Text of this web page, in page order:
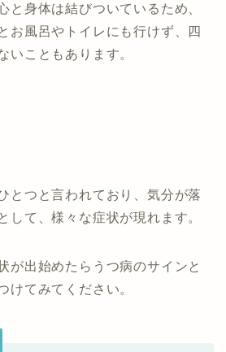
と身体は結びついているため、
お風呂やトイレにも行けず、四
いこともあります。
とつと言われており、気分が落
して、様々な症状が現れます。
が出始めたらうつ病のサインと
けてみてください。